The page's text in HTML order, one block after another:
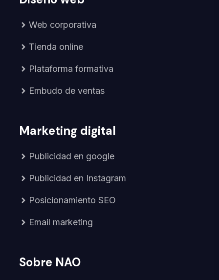
Web corporativa
Tienda online
Plataforma formativa
Embudo de ventas
Marketing digital
Publicidad en google
Publicidad en Instagram
Posicionamiento SEO
Email marketing
Sobre NAO